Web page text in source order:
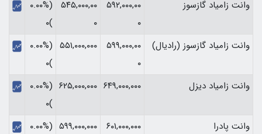
وانت زامیاد گازسوز
۵۹۲,۰۰۰,۰۰
۰
۵۴۵,۰۰۰,۰۰
۰
(۰.۰۰%
)۰
وانت زامیاد گازسوز (رادیال)
۵۹۹,۰۰۰,۰۰
۰
۵۵۱,۰۰۰,۰۰۰
(۰.۰۰%
)۰
وانت زامیاد دیزل
۶۴۹,۰۰۰,۰۰۰ ۶۲۵,۰۰۰,۰۰۰
(۰.۰۰%
)۰
وانت پادرا
۶۰۱,۰۰۰,۰۰۰ ۵۹۹,۰۰۰,۰۰۰
(۰.۰۰%